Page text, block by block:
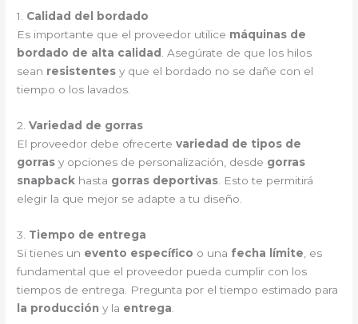
1. Calidad del bordado
Es importante que el proveedor utilice máquinas de
bordado de alta calidad . Asegúrate de que los hilos
sean resistentes y que el bordado no se dañe con el
tiempo o los lavados.
2.Variedad de gorras
El proveedor debe ofrecertevariedad de tipos de
gorras y opciones de personalización, desde gorras
snapback hasta gorras deportivas . Esto te permitirá
elegir la que mejor se adapte a tu diseño.
3. Tiempo de entrega
Si tienes un evento específico o una fecha límite , es
fundamental que el proveedor pueda cumplir con los
tiempos de entrega. Pregunta por el tiempo estimado para
la producción y la entrega